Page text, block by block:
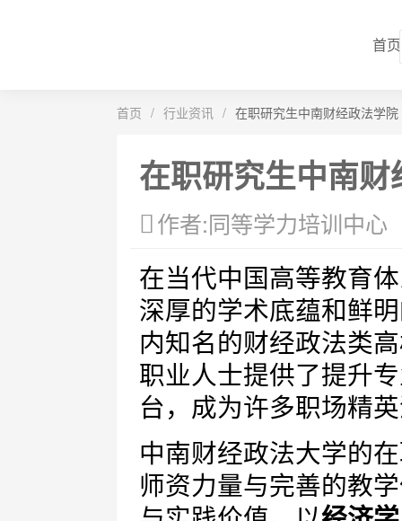
首页
首页 / 行业资讯 / 在职研究生中南财经政法学院
在职研究生中南财
作者:同等学力培训中心
在当代中国高等教育
深厚的学术底蕴和鲜
内知名的财经政法类
职业人士提供了提升
台，成为许多职场精
中南财经政法大学的
师资力量与完善的教